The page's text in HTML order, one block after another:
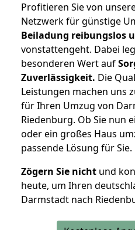
Profitieren Sie von
Netzwerk für günstige
Beiladung reibungslos
vonstattengeht. Dabei
besonderen Wert auf
Zuverlässigkeit. Die
Leistungen machen uns
für Ihren Umzug von
Riedenburg. Ob Sie nun
oder ein großes Haus
passende Lösung für Sie.
Zögern Sie nicht und
heute, um Ihren
Darmstadt nach